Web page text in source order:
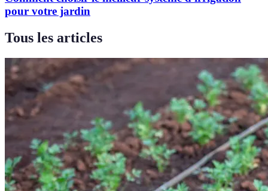
pour votre jardin
Tous les articles